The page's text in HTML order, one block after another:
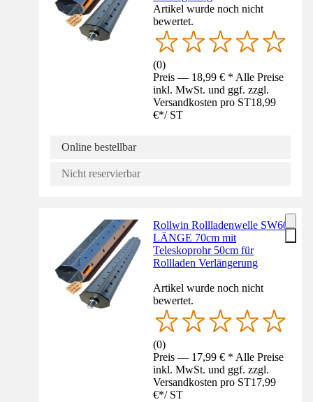
Artikel wurde noch nicht
bewertet.
(0)
Preis — 18,99 € * Alle Preise
inkl. MwSt. und ggf. zzgl.
Versandkosten pro ST18,99
€*/ ST
Online bestellbar
Nicht reservierbar
Rollwin Rollladenwelle SW60
LÄNGE 70cm mit
Teleskoprohr 50cm für
Rollladen Verlängerung
Artikel wurde noch nicht
bewertet.
(0)
Preis — 17,99 € * Alle Preise
inkl. MwSt. und ggf. zzgl.
Versandkosten pro ST17,99
€*/ ST